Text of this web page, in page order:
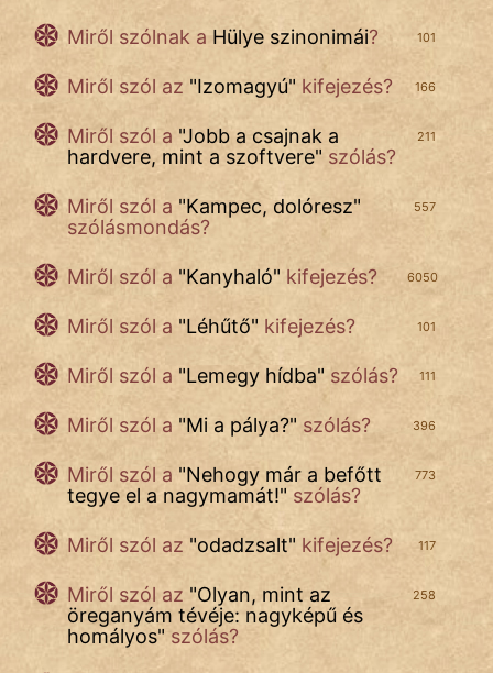
101
Miről szólnak a Hülye szinonimái?
166
Miről szól az "Izomagyú" kifejezés?
211
Miről szól a "Jobb a csajnak a
hardvere, mint a szoftvere" szólás?
557
Miről szól a "Kampec, dolóresz"
szólásmondás?
6050
Miről szól a "Kanyhaló" kifejezés?
101
Miről szól a "Léhűtő" kifejezés?
111
Miről szól a "Lemegy hídba" szólás?
396
Miről szól a "Mi a pálya?" szólás?
773
Miről szól a "Nehogy már a befőtt
tegye el a nagymamát!" szólás?
117
Miről szól az "odadzsalt" kifejezés?
258
Miről szól az "Olyan, mint az
öreganyám tévéje: nagyképű és
homályos" szólás?